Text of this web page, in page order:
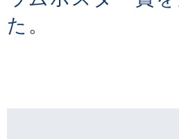
た。